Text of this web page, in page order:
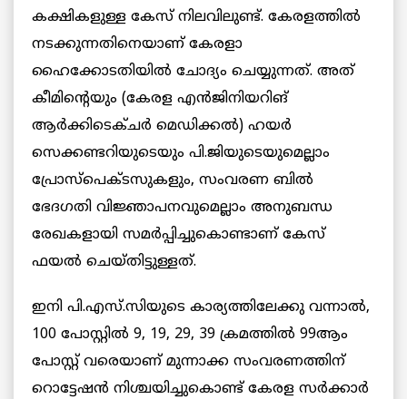
കക്ഷികളുള്ള കേസ് നിലവിലുണ്ട്. കേരളത്തില്‍
നടക്കുന്നതിനെയാണ് കേരളാ
ഹൈക്കോടതിയില്‍ ചോദ്യം ചെയ്യുന്നത്. അത്
കീമിന്റെയും (കേരള എൻജിനിയറിങ്
ആർക്കിടെക്ചർ മെഡിക്കൽ) ഹയര്‍
സെക്കണ്ടറിയുടെയും പി.ജിയുടെയുമെല്ലാം
പ്രോസ്‌പെക്ടസുകളും, സംവരണ ബില്‍
ഭേദഗതി വിജ്ഞാപനവുമെല്ലാം അനുബന്ധ
രേഖകളായി സമര്‍പ്പിച്ചുകൊണ്ടാണ് കേസ്
ഫയല്‍ ചെയ്തിട്ടുള്ളത്.
ഇനി പി.എസ്.സിയുടെ കാര്യത്തിലേക്കു വന്നാല്‍,
100 പോസ്റ്റില്‍ 9, 19, 29, 39 ക്രമത്തില്‍ 99ആം
പോസ്റ്റ് വരെയാണ് മുന്നാക്ക സംവരണത്തിന്
റൊട്ടേഷന്‍ നിശ്ചയിച്ചുകൊണ്ട് കേരള സര്‍ക്കാര്‍